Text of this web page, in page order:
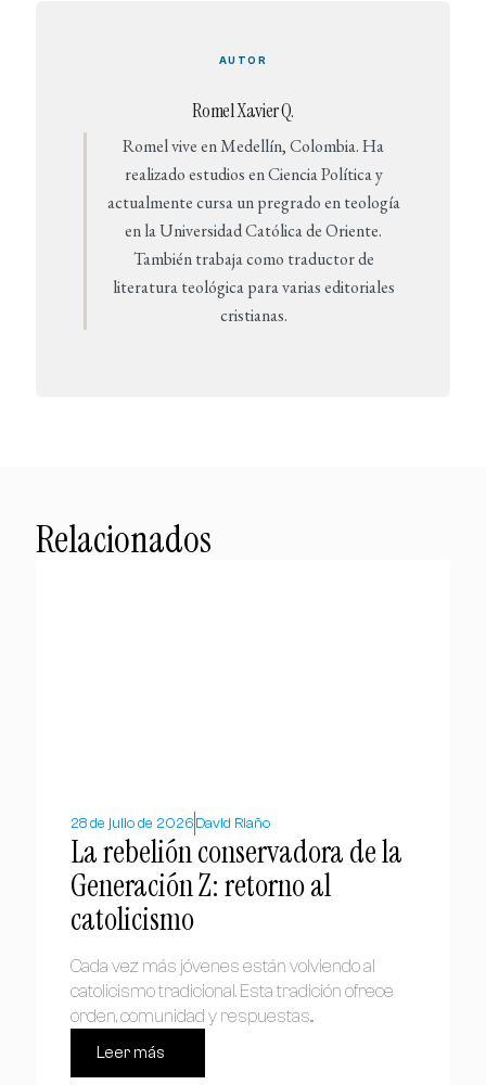
AUTOR
Romel Xavier Q.
Romel vive en Medellín, Colombia. Ha
realizado estudios en Ciencia Política y
actualmente cursa un pregrado en teología
en la Universidad Católica de Oriente.
También trabaja como traductor de
literatura teológica para varias editoriales
cristianas.
Relacionados
28 de julio de 2026 David Riaño
La rebelión conservadora de la
Generación Z: retorno al
catolicismo
Cada vez más jóvenes están volviendo al
catolicismo tradicional. Esta tradición ofrece
orden, comunidad y respuestas...
Leer más